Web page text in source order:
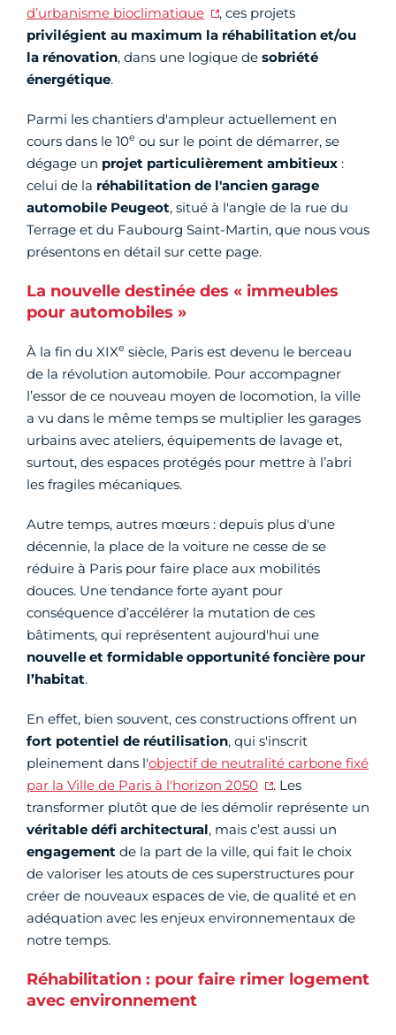
d’urbanisme bioclimatique
, ces projets
privilégient au maximum la réhabilitation et/ou
la rénovation, dans une logique de sobriété
énergétique.
Parmi les chantiers d'ampleur actuellement en
cours dans le 10e ou sur le point de démarrer, se
dégage un projet particulièrement ambitieux :
celui de la réhabilitation de l'ancien garage
automobile Peugeot, situé à l'angle de la rue du
Terrage et du Faubourg Saint-Martin, que nous vous
présentons en détail sur cette page.
La nouvelle destinée des « immeubles
pour automobiles »
À la fin du XIXe siècle, Paris est devenu le berceau
de la révolution automobile. Pour accompagner
l’essor de ce nouveau moyen de locomotion, la ville
a vu dans le même temps se multiplier les garages
urbains avec ateliers, équipements de lavage et,
surtout, des espaces protégés pour mettre à l’abri
les fragiles mécaniques.
Autre temps, autres mœurs : depuis plus d'une
décennie, la place de la voiture ne cesse de se
réduire à Paris pour faire place aux mobilités
douces. Une tendance forte ayant pour
conséquence d’accélérer la mutation de ces
bâtiments, qui représentent aujourd'hui une
nouvelle et formidable opportunité foncière pour
l’habitat.
En effet, bien souvent, ces constructions offrent un
fort potentiel de réutilisation, qui s'inscrit
pleinement dans l'objectif de neutralité carbone fixé
par la Ville de Paris à l'horizon 2050
. Les
transformer plutôt que de les démolir représente un
véritable défi architectural, mais c’est aussi un
engagement de la part de la ville, qui fait le choix
de valoriser les atouts de ces superstructures pour
créer de nouveaux espaces de vie, de qualité et en
adéquation avec les enjeux environnementaux de
notre temps.
Réhabilitation : pour faire rimer logement
avec environnement